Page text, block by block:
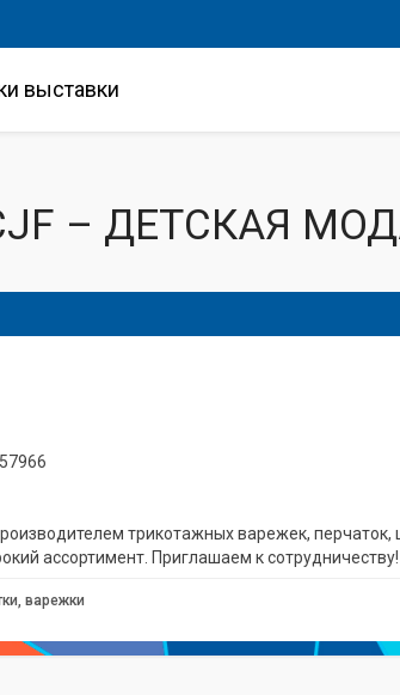
выставки
– ДЕТСКАЯ
трикотажных варежек,
ассортимент. Приглашаем к сотрудничеству!
варежки